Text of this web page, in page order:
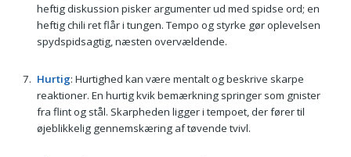
heftig diskussion pisker argumenter ud med spidse ord; en
heftig chili ret flår i tungen. Tempo og styrke gør oplevelsen
spydspidsagtig, næsten overvældende.
Hurtig: Hurtighed kan være mentalt og beskrive skarpe
reaktioner. En hurtig kvik bemærkning springer som gnister
fra flint og stål. Skarpheden ligger i tempoet, der fører til
øjeblikkelig gennemskæring af tøvende tvivl.